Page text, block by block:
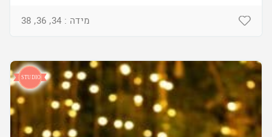
מידה : 34, 36, 38